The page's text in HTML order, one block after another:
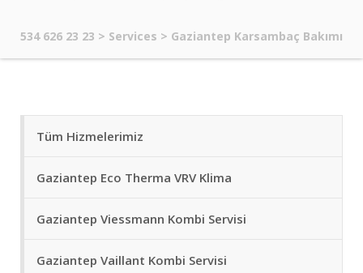
534 626 23 23 > Services > Gaziantep Karsambaç Bakımı
Tüm Hizmelerimiz
Gaziantep Eco Therma VRV Klima
Gaziantep Viessmann Kombi Servisi
Gaziantep Vaillant Kombi Servisi